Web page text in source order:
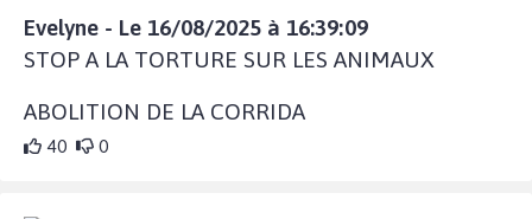
Evelyne - Le 16/08/2025 à 16:39:09
STOP A LA TORTURE SUR LES ANIMAUX
ABOLITION DE LA CORRIDA
40 0